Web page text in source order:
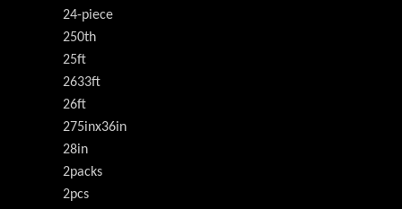
24-piece
250th
25ft
2633ft
26ft
275inx36in
28in
2packs
2pcs